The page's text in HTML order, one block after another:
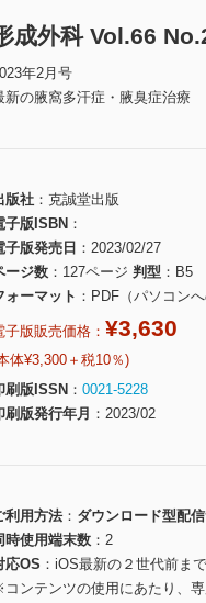
成外科 Vol.66
年2月号
新の腋窩多汗症・腋臭症治療
版社
克誠堂出版
子版ISBN
子版発売日
2023/02/27
ージ数
127ページ 判型
B5
ォーマット
PDF（パソコン
子版販売価格： ¥3,630
体¥3,300＋税10％)
刷版ISSN
0021-5228
刷版発行年月
2023/02
利用方法
ダウンロード型配
時使用端末数
2
応OS
iOS最新の２世代前ま
ンテンツの使用にあたり、